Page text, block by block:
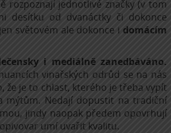
rozpoznají jednotlivé značky (v tom
desítku od dvanáctky či dokonce
světovém ale dokonce i domácím
i mediálně zanedbáváno.
vinařských odrůd se na nás
že je to chlast, kterého je třeba vypít
mýtům. Nedají dopustit na tradiční
jindy naopak předem opovrhují
umí uvařit kvalitu.